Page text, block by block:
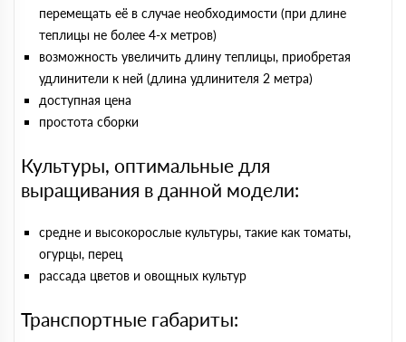
перемещать её в случае необходимости (при длине
теплицы не более 4-х метров)
возможность увеличить длину теплицы, приобретая
удлинители к ней (длина удлинителя 2 метра)
доступная цена
простота сборки
Культуры, оптимальные для
выращивания в данной модели:
средне и высокорослые культуры, такие как томаты,
огурцы, перец
рассада цветов и овощных культур
Транспортные габариты: